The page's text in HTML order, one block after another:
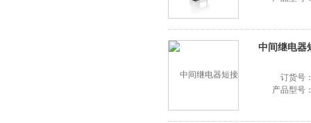
中间继电器
订货号
产品型号